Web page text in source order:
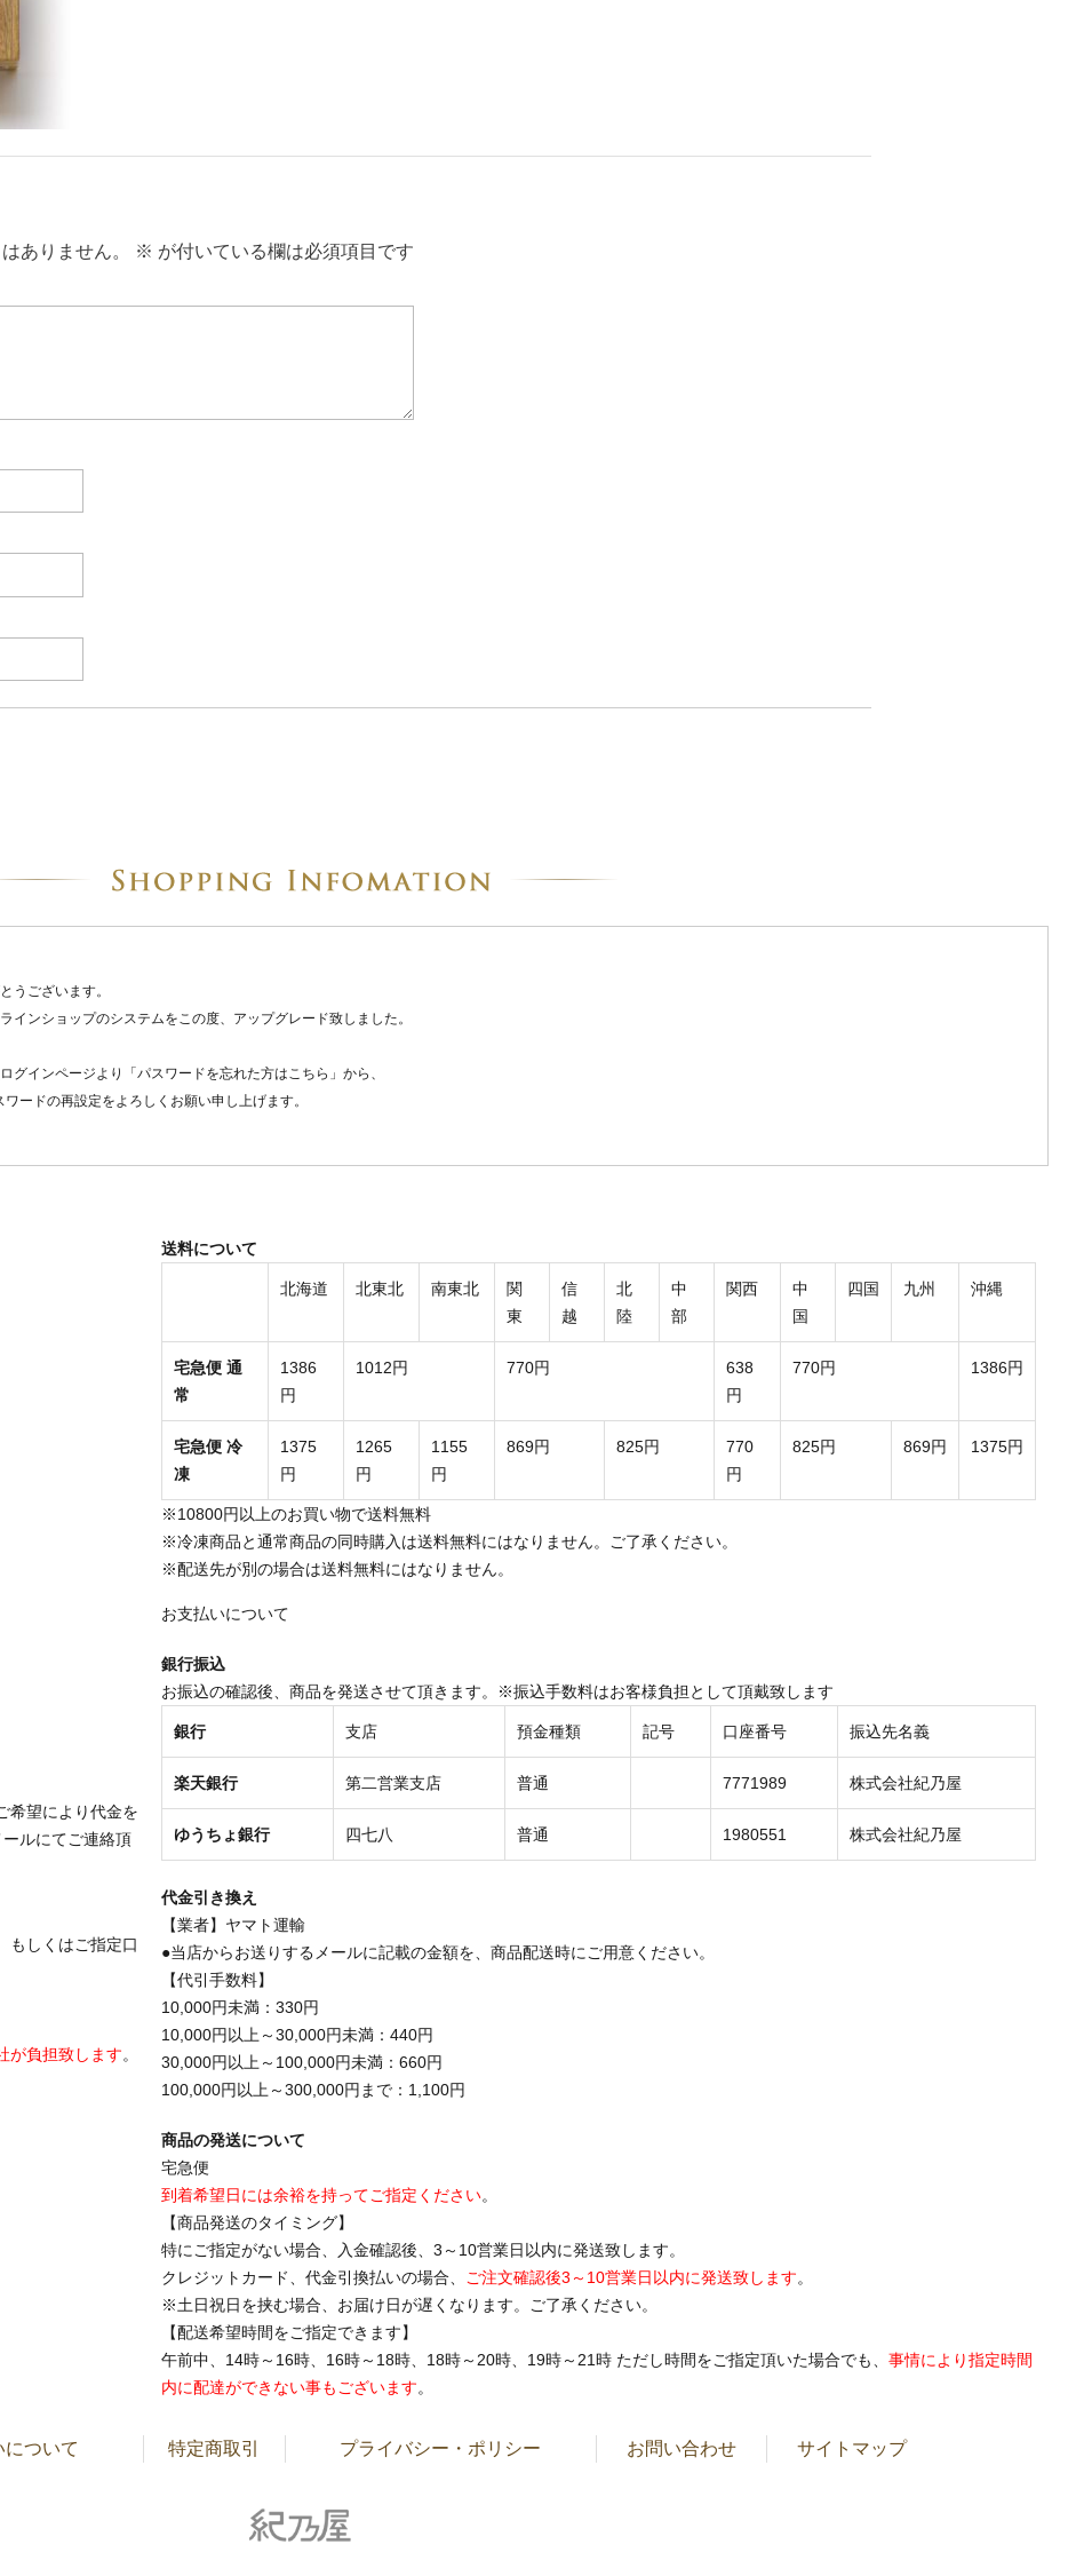
ありません。 ※ が付いている欄は必須項目です
うございます。
ンショップのシステムをこの度、アップグレード致しました。
インページより「パスワードを忘れた方はこちら」から、
ードの再設定をよろしくお願い申し上げます。
希望により代金を
ルにてご連絡頂
もしくはご指定口
が負担致します。
送料について
北海道 北東北 南東北
関
東
信
越
北
陸
中
部
関西
中
国
四国 九州 沖縄
宅急便 通
常
1386
円
1012円 770円
638
円
770円 1386円
宅急便 冷
凍
1375
円
1265
円
1155
円
869円 825円
770
円
825円 869円 1375円
※10800円以上のお買い物で送料無料
※冷凍商品と通常商品の同時購入は送料無料にはなりません。ご了承ください。
※配送先が別の場合は送料無料にはなりません。
お支払いについて
銀行振込
お振込の確認後、商品を発送させて頂きます。※振込手数料はお客様負担として頂戴致します
銀行 支店 預金種類 記号 口座番号 振込先名義
楽天銀行 第二営業支店 普通 7771989 株式会社紀乃屋
ゆうちょ銀行 四七八 普通 1980551 株式会社紀乃屋
代金引き換え
【業者】ヤマト運輸
●当店からお送りするメールに記載の金額を、商品配送時にご用意ください。
【代引手数料】
10,000円未満：330円
10,000円以上～30,000円未満：440円
30,000円以上～100,000円未満：660円
100,000円以上～300,000円まで：1,100円
商品の発送について
宅急便
到着希望日には余裕を持ってご指定ください。
【商品発送のタイミング】
特にご指定がない場合、入金確認後、3～10営業日以内に発送致します。
クレジットカード、代金引換払いの場合、
ご注文確認後3～10営業日以内に発送致します。
※土日祝日を挟む場合、お届け日が遅くなります。ご了承ください。
【配送希望時間をご指定できます】
午前中、14時～16時、16時～18時、18時～20時、19時～21時 ただし時間をご指定頂いた場合でも、事情により指定時間
内に配達ができない事もございます。
ついて 特定商取引 プライバシー・ポリシー お問い合わせ サイトマップ